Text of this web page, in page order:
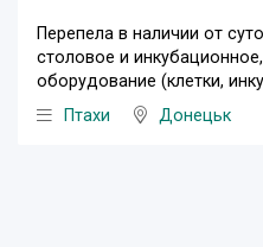
Перепела в наличии от
столовое и
оборудование (клетки,
Птахи
Донецьк